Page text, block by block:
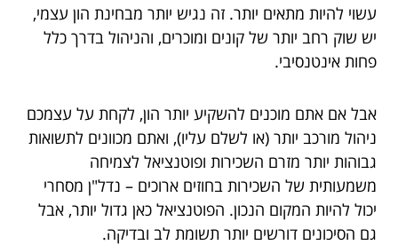
עשוי להיות מתאים יותר. זה נגיש יותר מבחינת הון עצמי,
יש שוק רחב יותר של קונים ומוכרים, והניהול בדרך כלל
פחות אינטנסיבי.
אבל אם אתם מוכנים להשקיע יותר הון, לקחת על עצמכם
ניהול מורכב יותר (או לשלם עליו), ואתם מכוונים לתשואות
גבוהות יותר מזרם השכירות ופוטנציאל לצמיחה
משמעותית של השכירות בחוזים ארוכים – נדל"ן מסחרי
יכול להיות המקום הנכון. הפוטנציאל כאן גדול יותר, אבל
גם הסיכונים דורשים יותר תשומת לב ובדיקה.